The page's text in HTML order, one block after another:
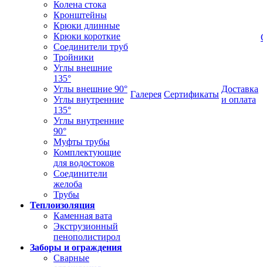
Колена стока
Кронштейны
Крюки длинные
Крюки короткие
Соединители труб
Тройники
Углы внешние
135°
Углы внешние 90°
Углы внутренние
135°
Углы внутренние
90°
Муфты трубы
Комплектующие
для водостоков
Соединители
желоба
Трубы
Теплоизоляция
Каменная вата
Экструзионный
пенополистирол
Заборы и ограждения
Сварные
Галерея Сертификаты
Доставка
и оплата